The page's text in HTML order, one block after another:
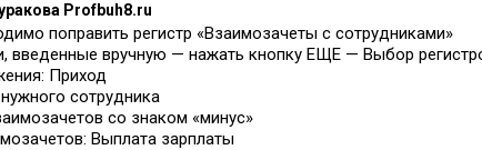
Profbuh8.ru
поправить регистр «Взаимозачеты с сотрудниками»
введенные вручную — нажать кнопку ЕЩЕ — Выбор
Приход
сотрудника
со знаком «минус»
Выплата зарплаты